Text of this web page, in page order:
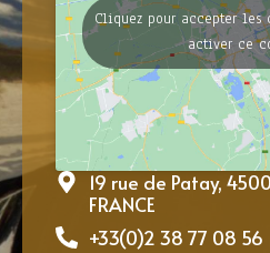
Cliquez pour accepter les
activer ce
19 rue de Patay,
FRANCE
+33(0)2 38 77 08 56